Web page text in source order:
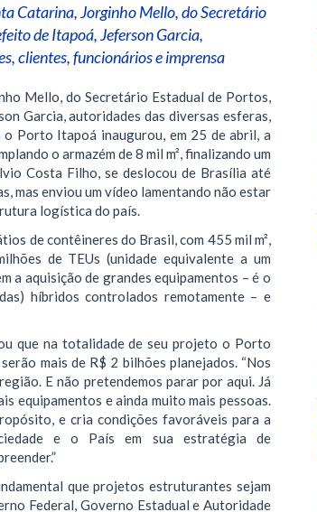
Catarina, Jorginho Mello, do Secretário
de Itapoá, Jeferson Garcia,
clientes, funcionários e imprensa
Mello, do Secretário Estadual de Portos,
Garcia, autoridades das diversas esferas,
Porto Itapoá inaugurou, em 25 de abril, a
o armazém de 8 mil m², finalizando um
Costa Filho, se deslocou de Brasília até
mas enviou um vídeo lamentando não estar
logística do país.
de contêineres do Brasil, com 455 mil m²,
de TEUs (unidade equivalente a um
a aquisição de grandes equipamentos – é o
híbridos controlados remotamente – e
que na totalidade de seu projeto o Porto
mais de R$ 2 bilhões planejados. “Nos
E não pretendemos parar por aqui. Já
equipamentos e ainda muito mais pessoas.
e cria condições favoráveis para a
e o País em sua estratégia de
que projetos estruturantes sejam
Federal, Governo Estadual e Autoridade